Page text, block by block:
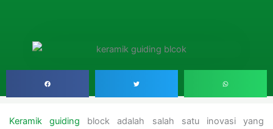
Keramik guiding block adalah salah satu inovasi yang